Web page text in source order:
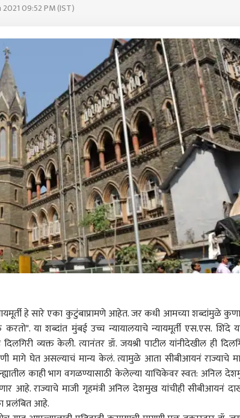
09:52 PM (IST)
हे सारे एका कुटुंबाप्रामणे आहेत. जर कधी आमच्या शब्दांमुळे
या शब्दांत मुंबई उच्च न्यायालयाचे न्यायमूर्ती एस.एस. शिंदे
व्यक्त केली. त्यानंतर डॉ. जयश्री पाटील यांनीदेखील ही
मागे घेत असल्याचं मान्य केलं. त्यामुळे आता सीबीआयनं राज्याचे
काही भाग वगळण्यासाठी केलेल्या याचिकेवर स्वत: अनिल
आहे. राज्याचे माजी गृहमंत्री अनिल देशमुख यांचीही सीबीआयनं
प्रलंबित आहे.